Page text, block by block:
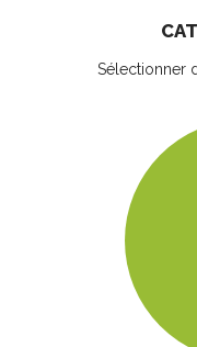
Sélectionner